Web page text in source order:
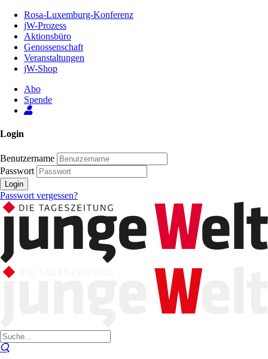
Inhalt
Seite
Rosa-Luxemburg-Konferenz
jW-Prozess
Aktionsbüro
Genossenschaft
Veranstaltungen
jW-Shop
Abo
Spende
Login
Benutzername
Passwort
Login
Passwort vergessen?